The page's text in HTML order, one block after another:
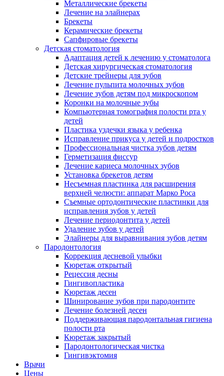
Металлические брекеты
Лечение на элайнерах
Брекеты
Керамические брекеты
Сапфировые брекеты
Детская стоматология
Адаптация детей к лечению у стоматолога
Детская хирургическая стоматология
Детские трейнеры для зубов
Лечение пульпита молочных зубов
Лечение зубов детям под микроскопом
Коронки на молочные зубы
Компьютерная томография полости рта у
детей
Пластика уздечки языка у ребенка
Исправление прикуса у детей и подростков
Профессиональная чистка зубов детям
Герметизация фиссур
Лечение кариеса молочных зубов
Установка брекетов детям
Несъемная пластинка для расширения
верхней челюсти: аппарат Марко Роса
Съемные ортодонтические пластинки для
исправления зубов у детей
Лечение периодонтита у детей
Удаление зубов у детей
Элайнеры для выравнивания зубов детям
Пародонтология
Коррекция десневой улыбки
Кюретаж открытый
Рецессия десны
Гингивопластика
Кюретаж десен
Шинирование зубов при пародонтите
Лечение болезней десен
Поддерживающая пародонтальная гигиена
полости рта
Кюретаж закрытый
Пародонтологическая чистка
Гингивэктомия
Врачи
Цены